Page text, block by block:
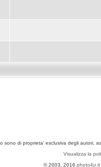
sono di proprieta' esclusiva degli autori,
Visualizza la
© 2003, 2016 photo4u.it